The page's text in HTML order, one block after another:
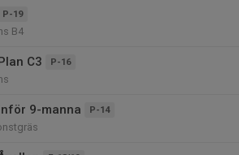
P-19
B4
C3 P-16
9-manna P-14